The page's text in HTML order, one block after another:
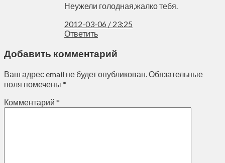
Неужели голодная,жалко тебя.
2012-03-06 / 23:25
Ответить
Добавить комментарий
Ваш адрес email не будет опубликован. Обязательные
поля помечены *
Комментарий *